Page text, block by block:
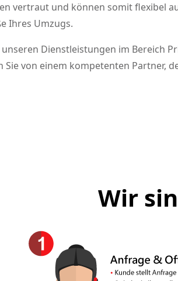
vertraut und können somit flexibel
Ihres Umzugs.
Dienstleistungen im Bereich
Sie von einem kompetenten Partner,
Wir